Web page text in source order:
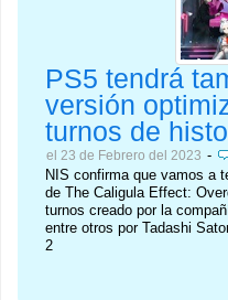
PS5 tendrá
versión
turnos de
el 23 de Febrero del 2023 -
NIS confirma que vamos a
de The Caligula Effect:
turnos creado por la
entre otros por Tadashi
2